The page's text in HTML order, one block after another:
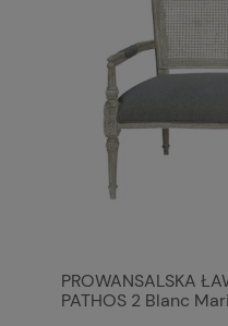
PROWANSALSKA
PATHOS 2 Blanc